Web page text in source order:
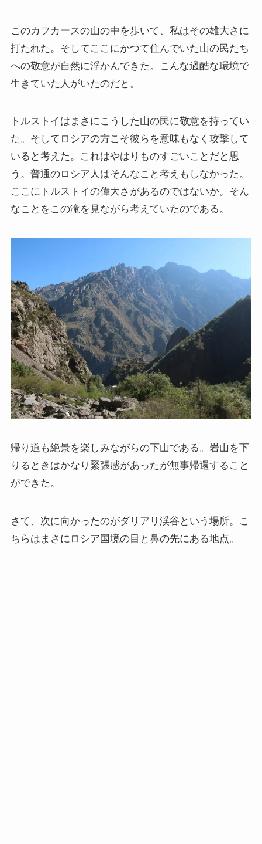
このカフカースの山の中を歩いて、私はその雄大さに
打たれた。そしてここにかつて住んでいた山の民たち
への敬意が自然に浮かんできた。こんな過酷な環境で
生きていた人がいたのだと。
トルストイはまさにこうした山の民に敬意を持ってい
た。そしてロシアの方こそ彼らを意味もなく攻撃して
いると考えた。これはやはりものすごいことだと思
う。普通のロシア人はそんなこと考えもしなかった。
ここにトルストイの偉大さがあるのではないか。そん
なことをこの滝を見ながら考えていたのである。
帰り道も絶景を楽しみながらの下山である。岩山を下
りるときはかなり緊張感があったが無事帰還すること
ができた。
さて、次に向かったのがダリアリ渓谷という場所。こ
ちらはまさにロシア国境の目と鼻の先にある地点。